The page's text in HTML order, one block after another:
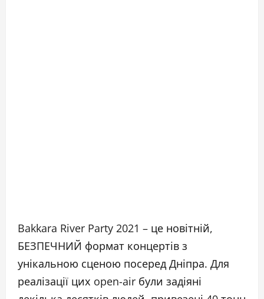
Bakkara River Party 2021 – це новітній,
БЕЗПЕЧНИЙ формат концертів з
унікальною сценою посеред Дніпра. Для
реалізації цих open-air були задіяні